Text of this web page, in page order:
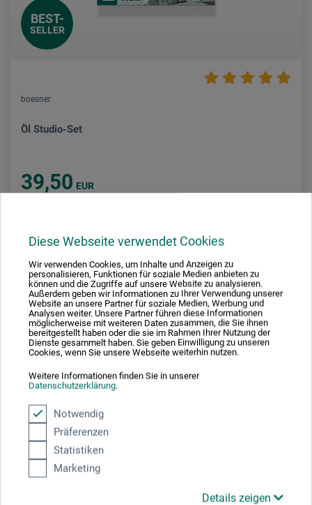
Diese Webseite verwendet Cookies
Wir verwenden Cookies, um Inhalte und Anzeigen zu
personalisieren, Funktionen für soziale Medien anbieten zu
können und die Zugriffe auf unsere Website zu analysieren.
Außerdem geben wir Informationen zu Ihrer Verwendung unserer
Website an unsere Partner für soziale Medien, Werbung und
Analysen weiter. Unsere Partner führen diese Informationen
möglicherweise mit weiteren Daten zusammen, die Sie ihnen
bereitgestellt haben oder die sie im Rahmen Ihrer Nutzung der
Dienste gesammelt haben. Sie geben Einwilligung zu unseren
Cookies, wenn Sie unsere Webseite weiterhin nutzen.
Weitere Informationen finden Sie in unserer
Datenschutzerklärung.
Notwendig
Präferenzen
Statistiken
Marketing
Details zeigen
BEST-
SELLER
boesner
Öl Studio-Set
39,50 EUR
zzgl. Versandkosten
BEST-
SELLER